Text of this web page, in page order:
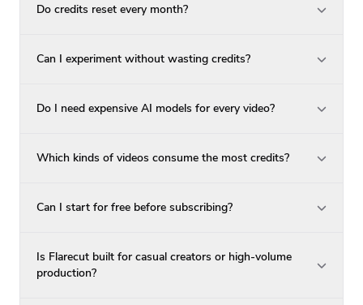
Do credits reset every month?
Can I experiment without wasting credits?
Do I need expensive AI models for every video?
Which kinds of videos consume the most credits?
Can I start for free before subscribing?
Is Flarecut built for casual creators or high-volume
production?